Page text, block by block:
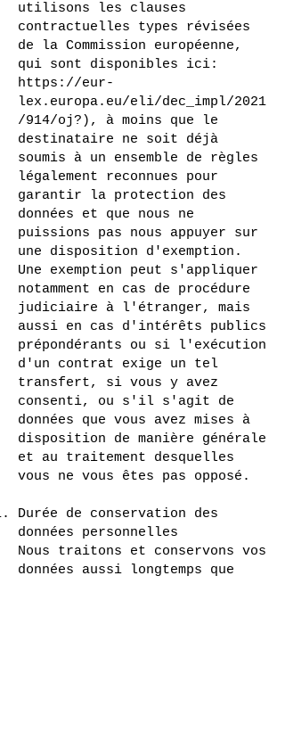
utilisons les clauses
contractuelles types révisées
de la Commission européenne,
qui sont disponibles ici:
https://eur-
lex.europa.eu/eli/dec_impl/2021
/914/oj?),
à moins que le
destinataire ne soit déjà
soumis à un ensemble de règles
légalement reconnues pour
garantir la protection des
données et que nous ne
puissions pas nous appuyer sur
une disposition d'exemption.
Une exemption peut s'appliquer
notamment en cas de procédure
judiciaire à l'étranger, mais
aussi en cas d'intérêts publics
prépondérants ou si l'exécution
d'un contrat exige un tel
transfert, si vous y avez
consenti, ou s'il s'agit de
données que vous avez mises à
disposition de manière générale
et au traitement desquelles
vous ne vous êtes pas opposé.
Durée de conservation des
données personnelles
Nous traitons et conservons vos
données aussi longtemps que